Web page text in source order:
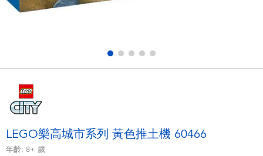
毛毛公仔玩具
LEGO樂高城市系列 黃色推土機 60466
年齡: 8+ 歲